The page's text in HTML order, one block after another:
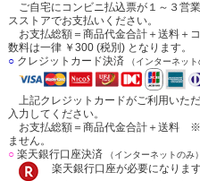
ご自宅にコンビニ払込票が１～３営
スストアでお支払いください。
お支払総額＝商品代金合計＋送料
数料は一律 ￥300 (税別) となります。
○クレジットカード決済 （インターネット
上記クレジットカードがご利用いた
入力してください。
お支払総額＝商品代金合計＋送料 ※
ません。
○楽天銀行口座決済 （インターネットのみ）
楽天銀行口座が必要になります